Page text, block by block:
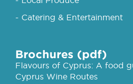
- Catering & Entertainment
Brochures (pdf)
Flavours of Cyprus: A food
Cyprus Wine Routes